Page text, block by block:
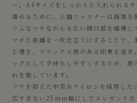
ー。A4サイズをしっかりと入れられる
高めるために、上面ファスナーは両端を
リムなマチながらも広い開口部を確保し
マチと前面を一枚仕立てにすることで、
と導き、リラックス感のある印象を追求
ッグとして手持ちしやすくするため、底
れを施しています。
ツヤを抑えた中空糸ナイロンを採用した
広すぎない25mm幅にしてエレガントさ